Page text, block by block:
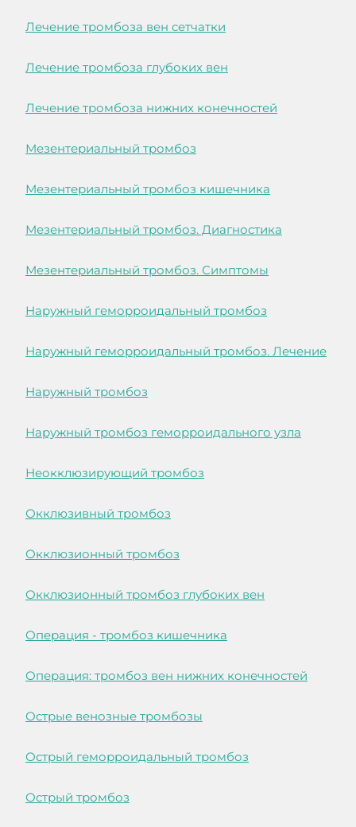
Лечение тромбоза вен сетчатки
Лечение тромбоза глубоких вен
Лечение тромбоза нижних конечностей
Мезентериальный тромбоз
Мезентериальный тромбоз кишечника
Мезентериальный тромбоз. Диагностика
Мезентериальный тромбоз. Симптомы
Наружный геморроидальный тромбоз
Наружный геморроидальный тромбоз. Лечение
Наружный тромбоз
Наружный тромбоз геморроидального узла
Неокклюзирующий тромбоз
Окклюзивный тромбоз
Окклюзионный тромбоз
Окклюзионный тромбоз глубоких вен
Операция - тромбоз кишечника
Операция: тромбоз вен нижних конечностей
Острые венозные тромбозы
Острый геморроидальный тромбоз
Острый тромбоз